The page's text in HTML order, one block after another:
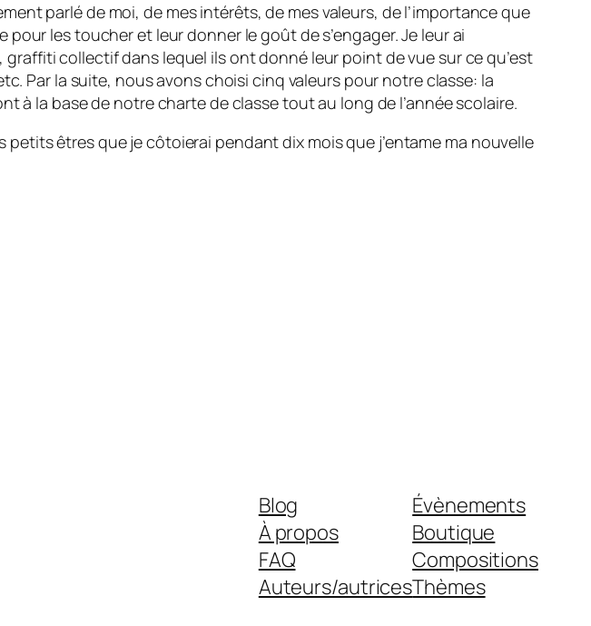
parlé de moi, de mes intérêts, de mes valeurs, de l’importance que
pour les toucher et leur donner le goût de s’engager. Je leur ai
collectif dans lequel ils ont donné leur point de vue sur ce qu’est
Par la suite, nous avons choisi cinq valeurs pour notre classe: la
à la base de notre charte de classe tout au long de l’année scolaire.
êtres que je côtoierai pendant dix mois que j’entame ma nouvelle
Blog
À propos
FAQ
Auteurs/autrices
Évènements
Boutique
Compositions
Thèmes